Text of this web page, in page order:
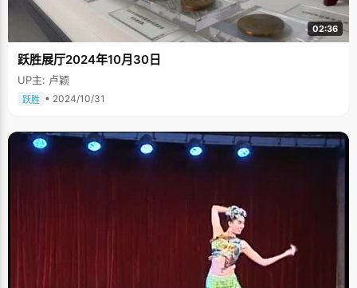
02:36
跃胜展厅2024年10月30日
UP主: 卢颖
跃胜 • 2024/10/31